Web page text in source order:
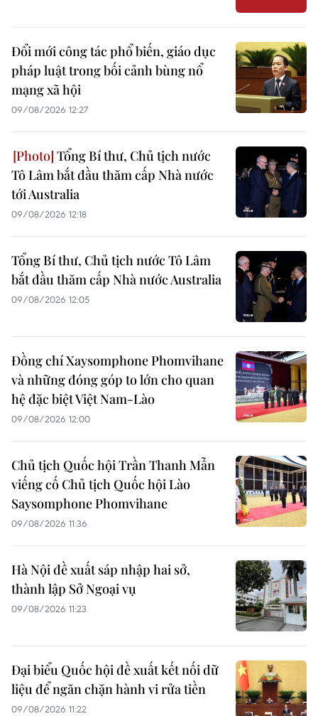
Đổi mới công tác phổ biến, giáo dục
pháp luật trong bối cảnh bùng nổ
mạng xã hội
09/08/2026 12:27
Tổng Bí thư, Chủ tịch nước
Tô Lâm bắt đầu thăm cấp Nhà nước
tới Australia
09/08/2026 12:18
Tổng Bí thư, Chủ tịch nước Tô Lâm
bắt đầu thăm cấp Nhà nước Australia
09/08/2026 12:05
Đồng chí Xaysomphone Phomvihane
và những đóng góp to lớn cho quan
hệ đặc biệt Việt Nam-Lào
09/08/2026 12:00
Chủ tịch Quốc hội Trần Thanh Mẫn
viếng cố Chủ tịch Quốc hội Lào
Saysomphone Phomvihane
09/08/2026 11:36
Hà Nội đề xuất sáp nhập hai sở,
thành lập Sở Ngoại vụ
09/08/2026 11:23
Đại biểu Quốc hội đề xuất kết nối dữ
liệu để ngăn chặn hành vi rửa tiền
09/08/2026 11:22